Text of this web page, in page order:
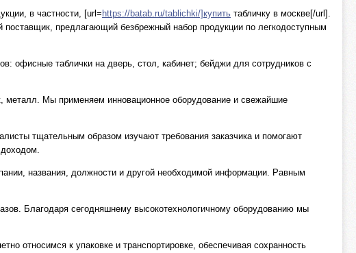
в частности, [url= https://batab.ru/tablichki/]купить табличку в москве[/url].
предлагающий безбрежный набор продукции по легкодоступным
офисные таблички на дверь, стол, кабинет; бейджи для сотрудников с
металл. Мы применяем инновационное оборудование и свежайшие
тщательным образом изучают требования заказчика и помогают
названия, должности и другой необходимой информации. Равным
Благодаря сегодняшнему высокотехнологичному оборудованию мы
относимся к упаковке и транспортировке, обеспечивая сохранность